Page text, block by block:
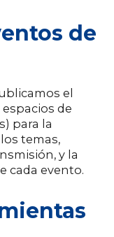
de
el
de
para la
temas,
y la
cada evento.